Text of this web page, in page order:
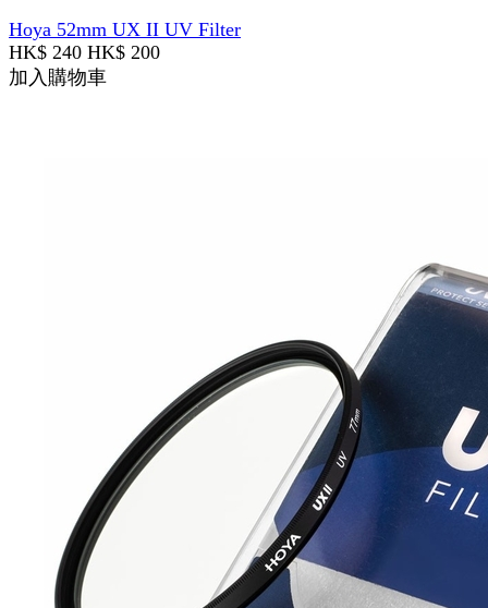
Hoya 52mm UX II UV Filter
HK$ 240 HK$ 200
加入購物車